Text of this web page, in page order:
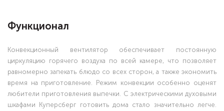
Функционал
Конвекционный вентилятор обеспечивает постоянную
циркуляцию горячего воздуха по всей камере, что позволяет
равномерно запекать блюдо со всех сторон, а также экономить
время на приготовление. Режим конвекции особенно оценят
любители приготовления выпечки. С электрическими духовыми
шкафами Куперсберг готовить дома стало значительно легче.